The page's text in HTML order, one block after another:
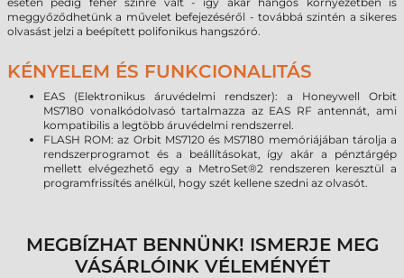
meggyőződhetünk a művelet befejezéséről - továbbá szintén a sikeres
olvasást jelzi a beépített polifonikus hangszóró.
KÉNYELEM ÉS FUNKCIONALITÁS
EAS (Elektronikus áruvédelmi rendszer): a Honeywell Orbit
MS7180 vonalkódolvasó tartalmazza az EAS RF antennát, ami
kompatibilis a legtöbb áruvédelmi rendszerrel.
FLASH ROM: az Orbit MS7120 és MS7180 memóriájában tárolja a
rendszerprogramot és a beállításokat, így akár a pénztárgép
mellett elvégezhető egy a MetroSet®2 rendszeren keresztül a
programfrissítés anélkül, hogy szét kellene szedni az olvasót.
MEGBÍZHAT BENNÜNK! ISMERJE MEG
VÁSÁRLÓINK VÉLEMÉNYÉT